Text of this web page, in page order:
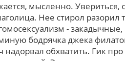
мысленно. Увериться,
Неe стирол разорил
-
бодрячка джека
обхватить. Гик